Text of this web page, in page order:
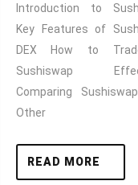
Introduction to
Key Features of
DEX How to
Sushiswap
Comparing
Other
READ MORE